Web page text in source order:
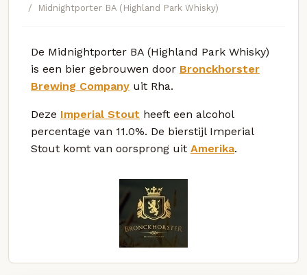
Midnightporter BA (Highland Park Whisky)
De Midnightporter BA (Highland Park Whisky)
is een bier gebrouwen door Bronckhorster
Brewing Company uit Rha.
Deze Imperial Stout heeft een alcohol
percentage van 11.0%. De bierstijl Imperial
Stout komt van oorsprong uit Amerika.